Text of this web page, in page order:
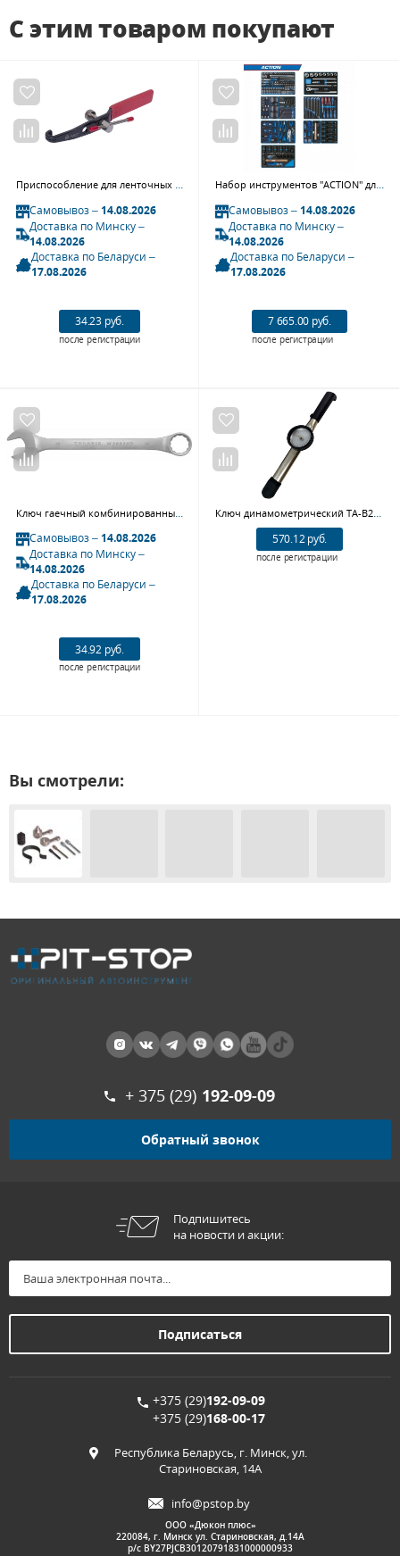
С этим товаром покупают
Приспособление для ленточных хомутов ШРУС МАСТАК 104-20003
Самовывоз –14.08.2026
Доставка по Минску –
14.08.2026
Доставка по Беларуси –
17.08.2026
34.23 руб.
после регистрации
Набор инструментов "ACTION" для тележки, 15 ложементов, 327 предметов KING TONY 934-327MRVD
Самовывоз –14.08.2026
Доставка по Минску –
14.08.2026
Доставка по Беларуси –
17.08.2026
7 665.00 руб.
после регистрации
Самовывоз –14.08.2026
Доставка по Минску –
14.08.2026
Доставка по Беларуси –
17.08.2026
34.92 руб.
после регистрации
570.12 руб.
после регистрации
Вы смотрели:
+ 375 (29) 192-09-09
Обратный звонок
Подпишитесь
на новости и акции:
+375 (29)192-09-09
+375 (29)168-00-17
Республика Беларусь, г. Минск, ул.
Стариновская, 14А
info@pstop.by
ООО «Дюкон плюс»
220084, г. Минск ул. Стариновская, д.14А
р/с BY27PJCB30120791831000000933